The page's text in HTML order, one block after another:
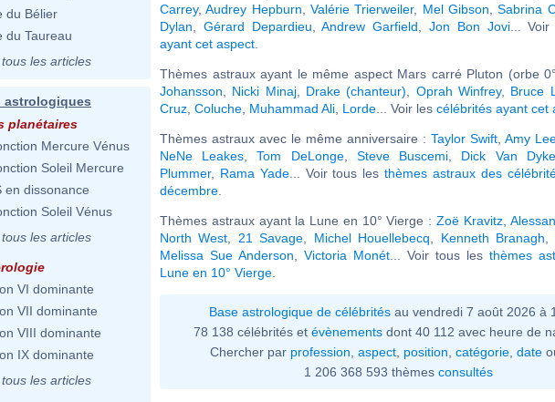
du Bélier
du Taureau
tous les articles
astrologiques
planétaires
Mercure Vénus
Soleil Mercure
en dissonance
Soleil Vénus
tous les articles
VI dominante
VII dominante
VIII dominante
IX dominante
tous les articles
Carrey,Audrey Hepburn ,Valérie Trierweiler, Mel Gibson ,Sabrina
Dylan
Gérard Depardieu ,Andrew Garfield ,Jon Bon Jovi...
ayant cet aspect
Thèmes astraux ayant le même aspect Mars carré Pluton (orbe
Johansson
Nicki Minaj, Drake (chanteur) Oprah Winfrey, Bruce
Cruz Coluche Muhammad Ali Lorde ... Voir les célébrités ayant cet
Thèmes astraux avec le même anniversaire : Taylor Swift Amy
NeNe Leakes ,Tom DeLonge, Steve Buscemi Dick Van Dyke
Plummer, Rama Yade... Voir tous lesthèmes astraux des
décembre
Thèmes astraux ayant la Lune en 10° Vierge : Zoë Kravitz,
North West
21 Savage Michel Houellebecq Kenneth Branagh
Melissa Sue Anderson
Victoria Monét ... Voir tous les thèmes
Lune en 10° Vierge
Base astrologique de célébrités au vendredi 7 août 2026 à
78 138 célébrités et évènementsdont 40 112 avec heure de
Chercher par profession aspect position catégorie date
1 206 368 593 thèmes consultés